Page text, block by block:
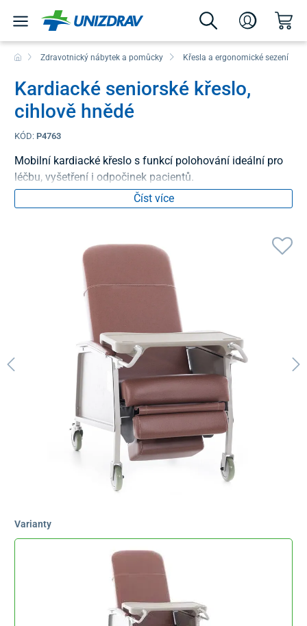
Zdravotnický nábytek a pomůcky Křesla a ergonomické sezení
Kardiacké seniorské křeslo,
cihlově hnědé
KÓD: P4763
Mobilní kardiacké křeslo s funkcí polohování ideální pro
léčbu, vyšetření i odpočinek pacientů.
Číst více
Varianty